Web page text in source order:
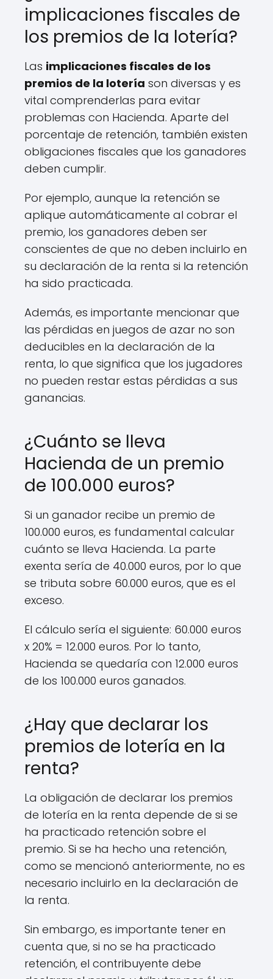
implicaciones fiscales de
los premios de la lotería?
Las implicaciones fiscales de los
premios de la lotería son diversas y es
vital comprenderlas para evitar
problemas con Hacienda. Aparte del
porcentaje de retención, también existen
obligaciones fiscales que los ganadores
deben cumplir.
Por ejemplo, aunque la retención se
aplique automáticamente al cobrar el
premio, los ganadores deben ser
conscientes de que no deben incluirlo en
su declaración de la renta si la retención
ha sido practicada.
Además, es importante mencionar que
las pérdidas en juegos de azar no son
deducibles en la declaración de la
renta, lo que significa que los jugadores
no pueden restar estas pérdidas a sus
ganancias.
¿Cuánto se lleva
Hacienda de un premio
de 100.000 euros?
Si un ganador recibe un premio de
100.000 euros, es fundamental calcular
cuánto se lleva Hacienda. La parte
exenta sería de 40.000 euros, por lo que
se tributa sobre 60.000 euros, que es el
exceso.
El cálculo sería el siguiente: 60.000 euros
x 20% = 12.000 euros. Por lo tanto,
Hacienda se quedaría con 12.000 euros
de los 100.000 euros ganados.
¿Hay que declarar los
premios de lotería en la
renta?
La obligación de declarar los premios
de lotería en la renta depende de si se
ha practicado retención sobre el
premio. Si se ha hecho una retención,
como se mencionó anteriormente, no es
necesario incluirlo en la declaración de
la renta.
Sin embargo, es importante tener en
cuenta que, si no se ha practicado
retención, el contribuyente debe